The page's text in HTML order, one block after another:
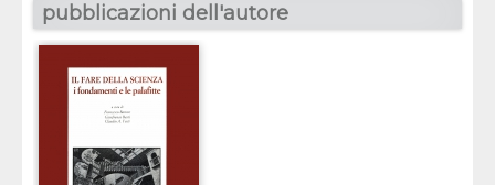
pubblicazioni dell'autore